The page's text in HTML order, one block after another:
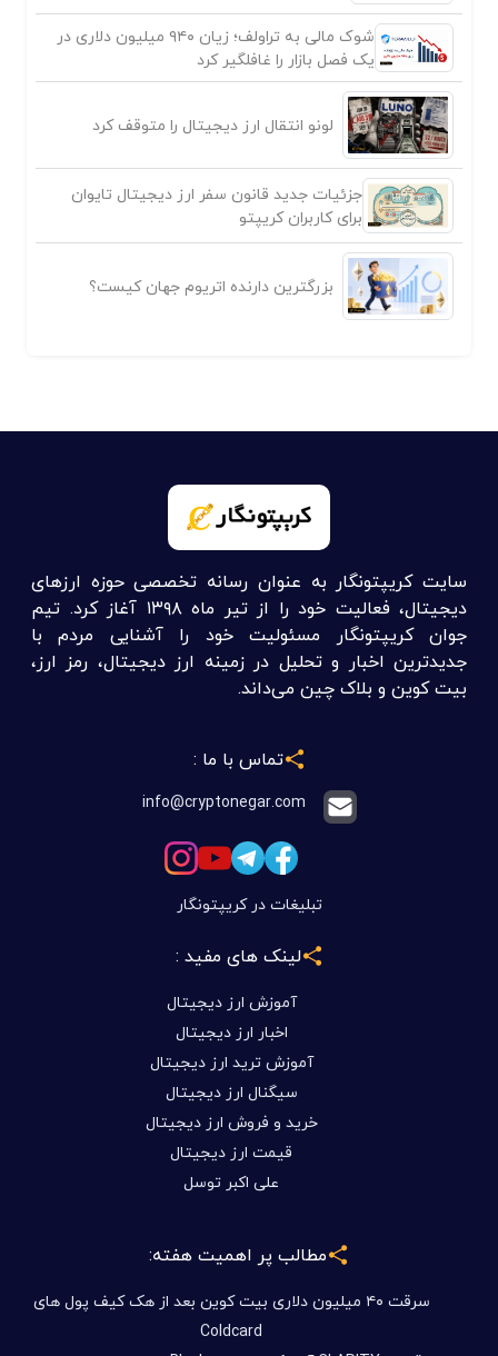
شوک مالی به تراولف؛ زیان ۹۴۰ میلیون دلاری در
یک فصل بازار را غافلگیر کرد
لونو انتقال ارز دیجیتال را متوقف کرد
جزئیات جدید قانون سفر ارز دیجیتال تایوان
برای کاربران کریپتو
بزرگترین دارنده اتریوم جهان کیست؟
سایت کریپتونگار به عنوان رسانه تخصصی حوزه ارزهای
دیجیتال، فعالیت خود را از تیر ماه ۱۳۹۸ آغاز کرد. تیم
جوان کریپتونگار مسئولیت خود را آشنایی مردم با
جدیدترین اخبار و تحلیل در زمینه ارز دیجیتال، رمز ارز،
بیت کوین و بلاک چین می‌داند.
تماس با ما :
info@cryptonegar.com
تبلیغات در کریپتونگار
لینک های مفید :
آموزش ارز دیجیتال
اخبار ارز دیجیتال
آموزش ترید ارز دیجیتال
سیگنال ارز دیجیتال
خرید و فروش ارز دیجیتال
قیمت ارز دیجیتال
علی اکبر توسل
مطالب پر اهمیت هفته:
سرقت ۴۰ میلیون دلاری بیت کوین بعد از هک کیف پول های
Coldcard